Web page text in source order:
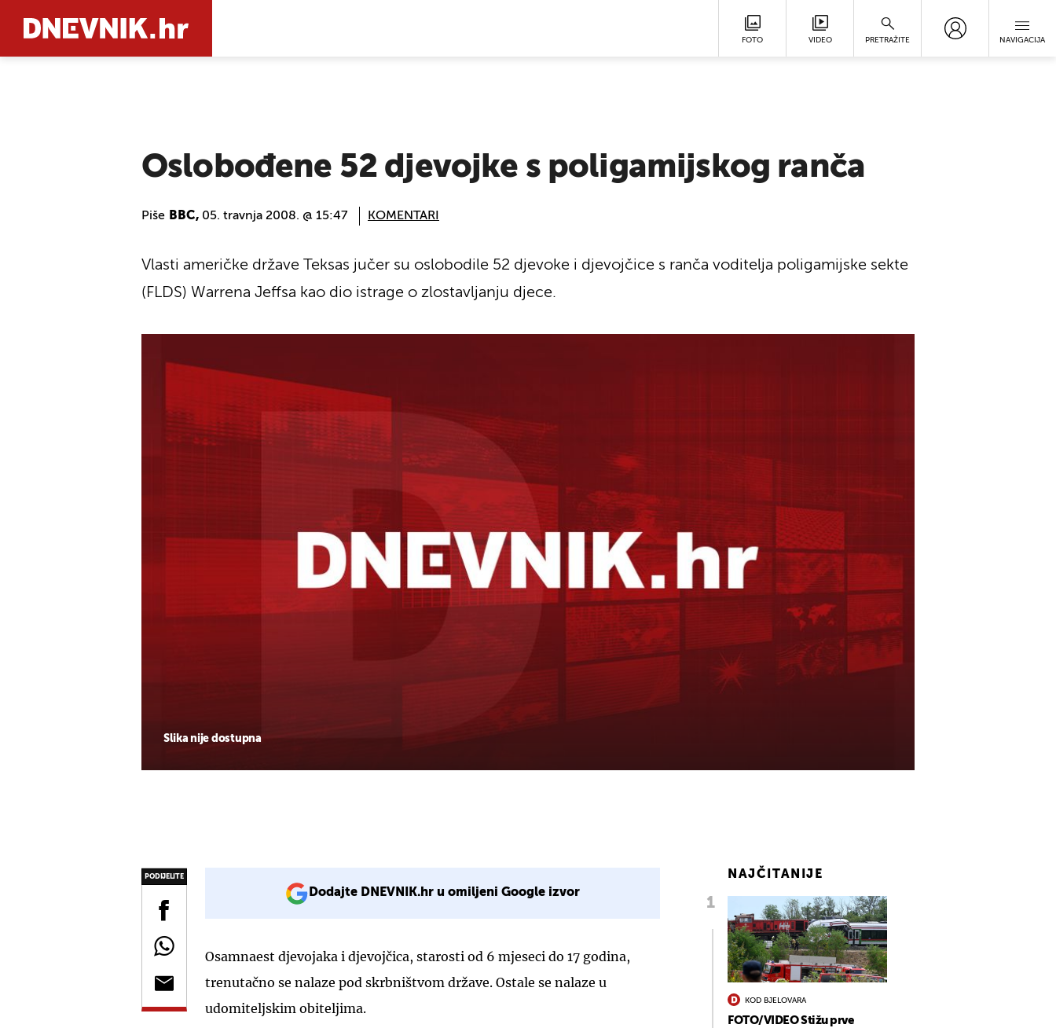
FOTO VIDEO PRETRAŽITE NAVIGACIJA
Oslobođene 52 djevojke s poligamijskog ranča
Piše BBC, 05. travnja 2008. @ 15:47 KOMENTARI
Slika nije dostupna
Vlasti američke države Teksas jučer su oslobodile 52 djevoke i djevojčice s ranča voditelja poligamijske sekte
(FLDS) Warrena Jeffsa kao dio istrage o zlostavljanju djece.
PODIJELITE
Dodajte DNEVNIK.hr u omiljeni Google izvor
Osamnaest djevojaka i djevojčica, starosti od 6 mjeseci do 17 godina,
trenutačno se nalaze pod skrbništvom države. Ostale se nalaze u
udomiteljskim obiteljima.
NAJČITANIJE
KOD BJELOVARA
FOTO/VIDEO Stižu prve